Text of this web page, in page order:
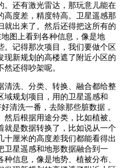
。还有激光雷达，那玩意儿能在
高度差，精度特高。卫星遥感那
就出来了。然后还得把这所有的
图上看到各种信息，像是地
。记得那次项目，我们要做个区
现新规划的高楼遮了附近小区的
还得吵架呢。
清洗、分类、转换、融合都给整
域规划项目，用的卫星遥感和
清洗一番，去除那些脏数据，
后根据用途分类，比如植被、
就是数据转换了，比如说从一个
十厘米的高度差我们都能看得出
卫星遥感和地形数据融合到一
信息，像是地势、植被分布、